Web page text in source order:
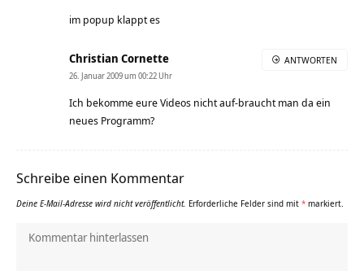
im popup klappt es
Christian Cornette
26. Januar 2009 um 00:22 Uhr
Ich bekomme eure Videos nicht auf-braucht man da ein
neues Programm?
ANTWORTEN
Schreibe einen Kommentar
Deine E-Mail-Adresse wird nicht veröffentlicht. Erforderliche Felder sind mit * markiert.